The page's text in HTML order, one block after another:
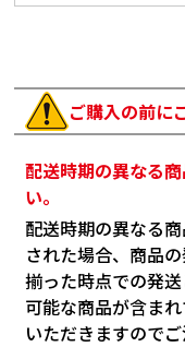
ご購入の前に
配送時期の異なる
い。
配送時期の異なる
された場合、商品
揃った時点での発
可能な商品が含ま
いただきますので